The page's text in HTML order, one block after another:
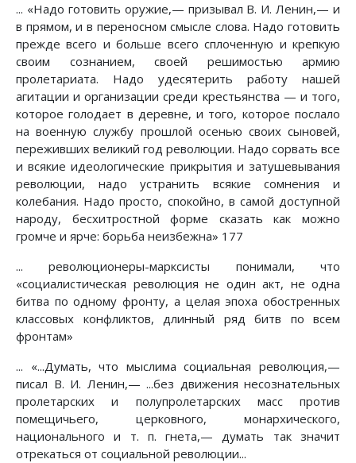
... «Надо готовить оружие,— призывал В. И. Ленин,— и
в прямом, и в переносном смысле слова. Надо готовить
прежде всего и больше всего сплоченную и крепкую
своим сознанием, своей решимостью армию
пролетариата. Надо удесятерить работу нашей
агитации и организации среди крестьянства — и того,
которое голодает в деревне, и того, которое послало
на военную службу прошлой осенью своих сыновей,
переживших великий год революции. Надо сорвать все
и всякие идеологические прикрытия и затушевывания
революции, надо устранить всякие сомнения и
колебания. Надо просто, спокойно, в самой доступной
народу, бесхитростной форме сказать как можно
громче и ярче: борьба неизбежна» 177
... революционеры-марксисты понимали, что
«социалистическая революция не один акт, не одна
битва по одному фронту, а целая эпоха обостренных
классовых конфликтов, длинный ряд битв по всем
фронтам»
... «...Думать, что мыслима социальная революция,—
писал В. И. Ленин,— ...без движения несознательных
пролетарских и полупролетарских масс против
помещичьего, церковного, монархического,
национального и т. п. гнета,— думать так значит
отрекаться от социальной революции...